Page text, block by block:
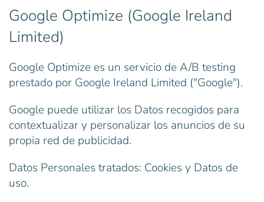
Google Optimize (Google Ireland
Limited)
Google Optimize es un servicio de A/B testing
prestado por Google Ireland Limited ("Google").
Google puede utilizar los Datos recogidos para
contextualizar y personalizar los anuncios de su
propia red de publicidad.
Datos Personales tratados: Cookies y Datos de
uso.